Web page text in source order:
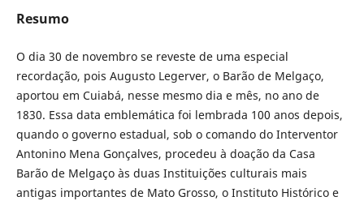
Resumo
O dia 30 de novembro se reveste de uma especial
recordação, pois Augusto Legerver, o Barão de Melgaço,
aportou em Cuiabá, nesse mesmo dia e mês, no ano de
1830. Essa data emblemática foi lembrada 100 anos depois,
quando o governo estadual, sob o comando do Interventor
Antonino Mena Gonçalves, procedeu à doação da Casa
Barão de Melgaço às duas Instituições culturais mais
antigas importantes de Mato Grosso, o Instituto Histórico e